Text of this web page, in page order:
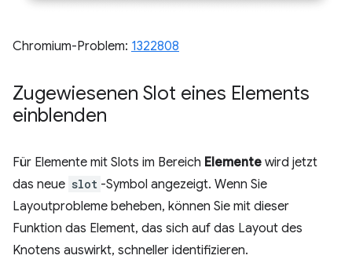
Chromium-Problem: 1322808
Zugewiesenen Slot eines Elements
einblenden
Für Elemente mit Slots im Bereich Elemente wird jetzt
das neue slot -Symbol angezeigt. Wenn Sie
Layoutprobleme beheben, können Sie mit dieser
Funktion das Element, das sich auf das Layout des
Knotens auswirkt, schneller identifizieren.